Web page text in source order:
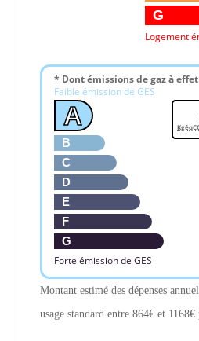
G
Logement
* Dont émissions de gaz à
Faible émission de GES
A
B
C
D
E
F
G
Forte émission de GES
Montant estimé des dépenses
usage standard entre 864€ et 1168€